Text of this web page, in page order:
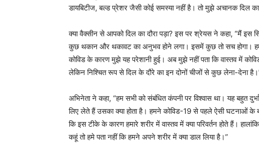
डायबिटीज, बल्ड प्रेशर जैसी कोई समस्या नहीं है। तो मुझे अचानक दिल
क्या वैक्सीन से आपको दिल का दौरा पड़ा? इस पर श्रेयस ने कहा, “मैं इस
कुछ थकान और थकावट का अनुभव होने लगा। इसमें कुछ तो सच होगा।
कोविड के कारण मुझे यह परेशानी हुई। अब मुझे नहीं पता कि वास्तव में
लेकिन निश्चित रूप से दिल के दौरे का इन दोनों चीजों से कुछ लेना-देना
अभिनेता ने कहा, “हम सभी को संबंधित कंपनी पर विश्वास था। यह बहुत
लिए लेते हैं उसका क्या होता है। हमने कोविड-19 से पहले ऐसी घटनाओं के
कि इस टीके के कारण हमारे शरीर में वास्तव में क्या परिवर्तन होते हैं।
कहूं तो हमे पता नहीं कि हमने अपने शरीर में क्या डाल लिया है।”